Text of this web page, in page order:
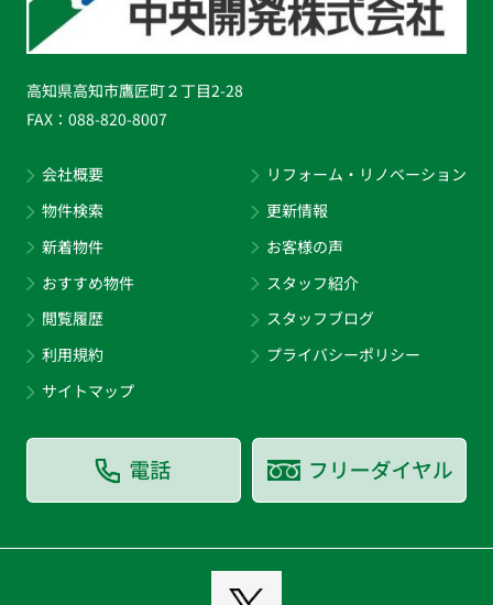
高知県高知市鷹匠町２丁目2-28
FAX： 088-820-8007
会社概要
物件検索
新着物件
おすすめ物件
閲覧履歴
利用規約
サイトマップ
リフォーム・リノベーション
更新情報
お客様の声
スタッフ紹介
スタッフブログ
プライバシーポリシー